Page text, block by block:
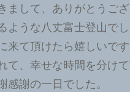
して、ありがとうござ
うな八丈富士登山で
て頂けたら嬉しいです
、幸せな時間を分け
謝の一日でした。